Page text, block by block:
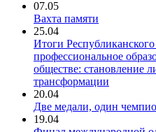
07.05
Вахта памяти
25.04
Итоги
профессиональное
обществе: становление
трансформации
20.04
Две медали, один
19.04